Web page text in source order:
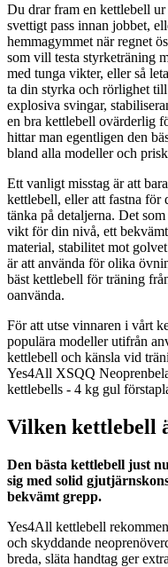
Du drar fram en kettlebell
svettigt pass innan jobbet,
hemmagymmet när regnet
som vill testa styrketräning
med tunga vikter, eller så
ta din styrka och rörlighet till
explosiva svingar,
en bra kettlebell ovärderlig
hittar man egentligen den
bland alla modeller och
Ett vanligt misstag är att
kettlebell, eller att fastna för
tänka på detaljerna. Det
vikt för din nivå, ett
material, stabilitet mot
är att använda för olika
bäst kettlebell för träning
oanvända.
För att utse vinnaren i vårt
populära modeller utifrån
kettlebell och känsla vid
Yes4All XSQQ
kettlebells - 4 kg gul
Vilken kettlebell
Den bästa kettlebell just
sig med solid
bekvämt grepp.
Yes4All kettlebell
och skyddande
breda, släta handtag ger